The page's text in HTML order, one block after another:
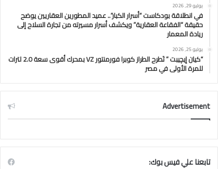
يوليو 29, 2026
في انطلاقة بودكاست “أسرار الكبار”.. عميد المطورين العقاريين يوضح
حقيقة “الفقاعة العقارية” ويكشف أسرار مسيرته من تجارة السلاح إلى
ريادة المعمار
يوليو 25, 2026
“كيان إيچيبت ” تَطرح الطراز كوبرا فورمنتور VZ بمحرك أقوى سعة 2.0 لترات
للمرة الأولى في مصر
Advertisement
تابعنا علي فيس بوك: